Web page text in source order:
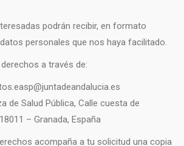
podrán recibir, en formato
personales que nos haya facilitado.
a través de:
de Salud Pública, Calle cuesta de
– Granada, España
acompaña a tu solicitud una copia